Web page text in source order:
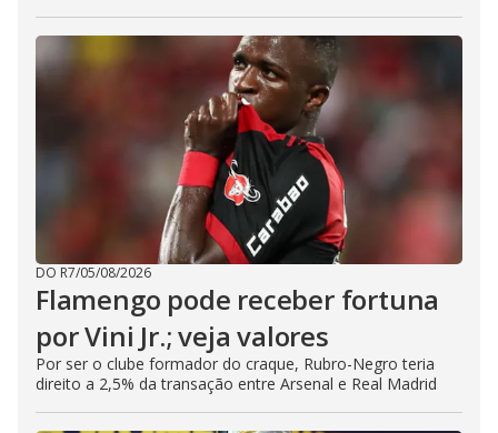
DO R7/05/08/2026
Flamengo pode receber fortuna
por Vini Jr.; veja valores
Por ser o clube formador do craque, Rubro-Negro teria
direito a 2,5% da transação entre Arsenal e Real Madrid